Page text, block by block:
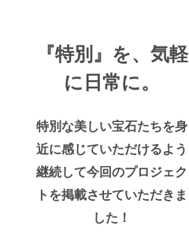
『特別』を、気軽
に日常に。
特別な美しい宝石たちを身
近に感じていただけるよう
継続して今回のプロジェク
トを掲載させていただきま
した！